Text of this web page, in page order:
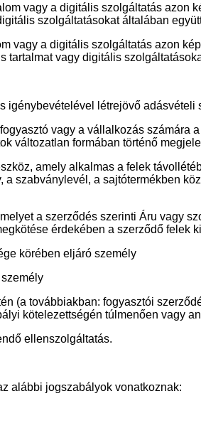
vagy a digitális szolgáltatás azon
szolgáltatásokat általában
vagy a digitális szolgáltatás azon
tartalmat vagy digitális
igénybevételével létrejövő adásvételi
vagy a vállalkozás
változatlan formában történő
amely alkalmas a felek
szabványlevél, a sajtótermékben
a szerződés szerinti Áru vagy
érdekében a szerződő
körében eljáró személy
(a továbbiakban: fogyasztói
kötelezettségén túlmenően vagy
ellenszolgáltatás.
alábbi jogszabályok vonatkoznak: